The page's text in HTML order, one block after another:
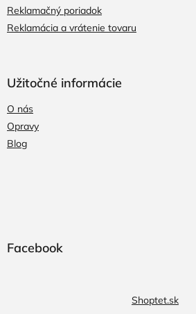
Reklamačný poriadok
Reklamácia a vrátenie tovaru
Užitočné informácie
O nás
Opravy
Blog
Facebook
Shoptet.sk